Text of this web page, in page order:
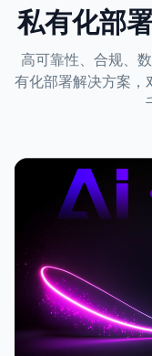
私有化部
高可靠性、合规、
有化部署解决方案，